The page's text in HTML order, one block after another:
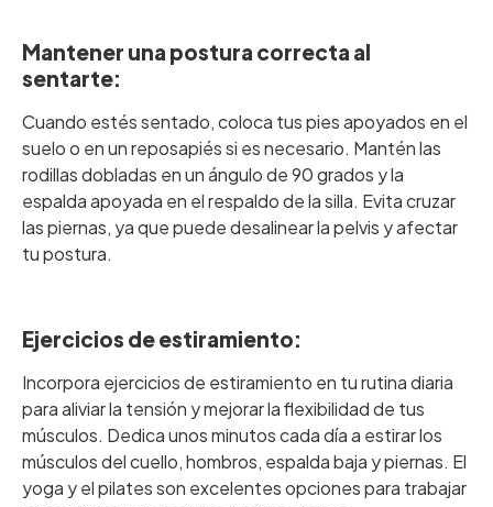
Mantener una postura correcta al
sentarte:
Cuando estés sentado, coloca tus pies apoyados en el
suelo o en un reposapiés si es necesario. Mantén las
rodillas dobladas en un ángulo de 90 grados y la
espalda apoyada en el respaldo de la silla. Evita cruzar
las piernas, ya que puede desalinear la pelvis y afectar
tu postura.
Ejercicios de estiramiento:
Incorpora ejercicios de estiramiento en tu rutina diaria
para aliviar la tensión y mejorar la flexibilidad de tus
músculos. Dedica unos minutos cada día a estirar los
músculos del cuello, hombros, espalda baja y piernas. El
yoga y el pilates son excelentes opciones para trabajar